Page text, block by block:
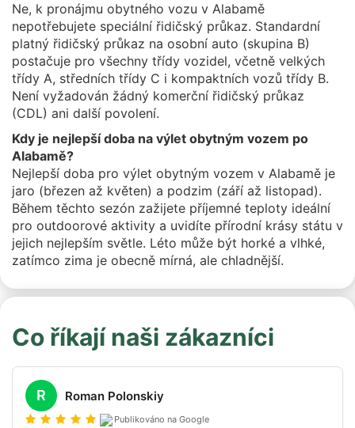
Ne, k pronájmu obytného vozu v Alabamě
nepotřebujete speciální řidičský průkaz. Standardní
platný řidičský průkaz na osobní auto (skupina B)
postačuje pro všechny třídy vozidel, včetně velkých
třídy A, středních třídy C i kompaktních vozů třídy B.
Není vyžadován žádný komerční řidičský průkaz
(CDL) ani další povolení.
Kdy je nejlepší doba na výlet obytným vozem po
Alabamě?
Nejlepší doba pro výlet obytným vozem v Alabamě je
jaro (březen až květen) a podzim (září až listopad).
Během těchto sezón zažijete příjemné teploty ideální
pro outdoorové aktivity a uvidíte přírodní krásy státu v
jejich nejlepším světle. Léto může být horké a vlhké,
zatímco zima je obecně mírná, ale chladnější.
Co říkají naši zákazníci
R Roman Polonskiy
Publikováno na Google